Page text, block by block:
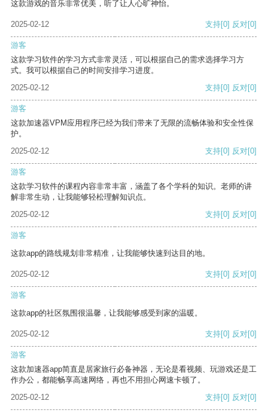
这款游戏的音乐非常优美，听了让人心旷神怡。
2025-02-12 支持[0] 反对[0]
游客
这款学习软件的学习方式非常灵活，可以根据自己的需求选择学习方
式。我可以根据自己的时间安排学习进度。
2025-02-12
支持[0] 反对[0]
游客
这款加速器VPM应用程序已经为我们带来了无限的流畅体验和安全性保
护。
2025-02-12
支持[0] 反对[0]
游客
这款学习软件的课程内容非常丰富，涵盖了各个学科的知识。老师的讲
解非常生动，让我能够轻松理解知识点。
2025-02-12
支持[0] 反对[0]
游客
这款app的路线规划非常精准，让我能够快速到达目的地。
2025-02-12 支持[0] 反对[0]
游客
这款app的社区氛围很温馨，让我能够感受到家的温暖。
2025-02-12 支持[0] 反对[0]
游客
这款加速器app简直是居家旅行必备神器，无论是看视频、玩游戏还是工
作办公，都能畅享高速网络，再也不用担心网速卡顿了。
2025-02-12
支持[0] 反对[0]